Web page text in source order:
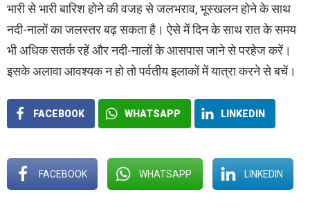
भारी से भारी बारिश होने की वजह से जलभराव, भूस्खलन होने के साथ
नदी-नालों का जलस्तर बढ़ सकता है। ऐसे में दिन के साथ रात के समय
भी अधिक सतर्क रहें और नदी-नालों के आसपास जाने से परहेज करें।
इसके अलावा आवश्यक न हो तो पर्वतीय इलाकों में यात्रा करने से बचें।
FACEBOOK WHATSAPP LINKEDIN
FACEBOOK WHATSAPP LINKEDIN